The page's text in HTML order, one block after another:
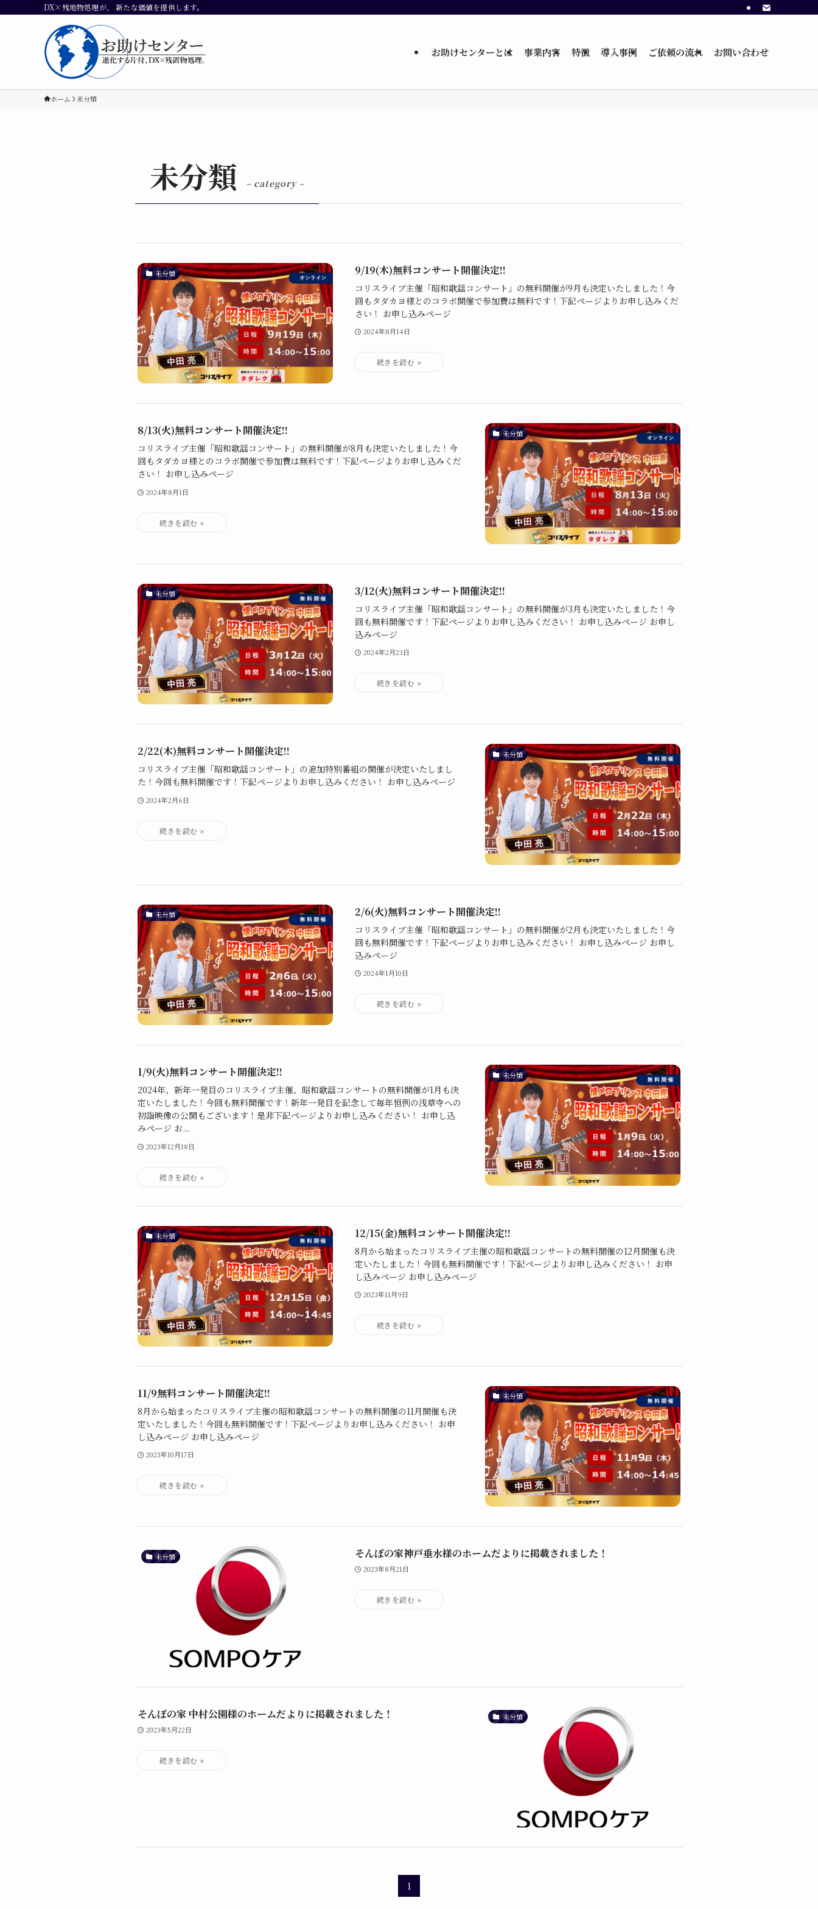
DX×残地物処理が、 新たな価値を提供します。
お助けセンターとは 事業内容 特徴 導入事例 ご依頼の流れ お問い合わせ
ホーム 未分類
未分類 – category –
未分類 9/19(木)無料コンサート開催決定!!
コリスライブ主催「昭和歌謡コンサート」の無料開催が9月も決定いたしました！今
回もタダカヨ様とのコラボ開催で参加費は無料です！下記ページよりお申し込みくだ
さい！ お申し込みページ
2024年8月14日
未分類
8/13(火)無料コンサート開催決定!!
コリスライブ主催「昭和歌謡コンサート」の無料開催が8月も決定いたしました！今
回もタダカヨ様とのコラボ開催で参加費は無料です！下記ページよりお申し込みくだ
さい！ お申し込みページ
2024年8月1日
未分類 3/12(火)無料コンサート開催決定!!
コリスライブ主催「昭和歌謡コンサート」の無料開催が3月も決定いたしました！今
回も無料開催です！下記ページよりお申し込みください！ お申し込みページ お申し
込みページ
2024年2月23日
未分類
2/22(木)無料コンサート開催決定!!
コリスライブ主催「昭和歌謡コンサート」の追加特別番組の開催が決定いたしまし
た！今回も無料開催です！下記ページよりお申し込みください！ お申し込みページ
2024年2月6日
未分類 2/6(火)無料コンサート開催決定!!
コリスライブ主催「昭和歌謡コンサート」の無料開催が2月も決定いたしました！今
回も無料開催です！下記ページよりお申し込みください！ お申し込みページ お申し
込みページ
2024年1月10日
未分類
1/9(火)無料コンサート開催決定!!
2024年、新年一発目のコリスライブ主催、昭和歌謡コンサートの無料開催が1月も決
定いたしました！今回も無料開催です！新年一発目を記念して毎年恒例の浅草寺への
初詣映像の公開もございます！是非下記ページよりお申し込みください！ お申し込
みページ お...
2023年12月18日
未分類 12/15(金)無料コンサート開催決定!!
8月から始まったコリスライブ主催の昭和歌謡コンサートの無料開催の12月開催も決
定いたしました！今回も無料開催です！下記ページよりお申し込みください！ お申
し込みページ お申し込みページ
2023年11月9日
未分類
11/9無料コンサート開催決定!!
8月から始まったコリスライブ主催の昭和歌謡コンサートの無料開催の11月開催も決
定いたしました！今回も無料開催です！下記ページよりお申し込みください！ お申
し込みページ お申し込みページ
2023年10月17日
未分類 そんぽの家神戸垂水様のホームだよりに掲載されました！
2023年8月21日
未分類
そんぽの家 中村公園様のホームだよりに掲載されました！
2023年5月22日
1